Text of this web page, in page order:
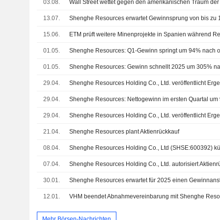
03.08. Wall Street wettet gegen den amerikanischen Traum
13.07.
15.06.
01.05.
01.05. Shenghe Resources: Gewinn schnellt 2025 um 305%
29.04.
29.04. Shenghe Resources: Nettogewinn im ersten Quartal um
29.04.
21.04. Shenghe Resources plant Aktienrückkauf
08.04.
07.04. Shenghe Resources Holding Co., Ltd. autorisiert
30.01. Shenghe Resources erwartet für 2025 einen
12.01. VHM beendet Abnahmevereinbarung mit Shenghe